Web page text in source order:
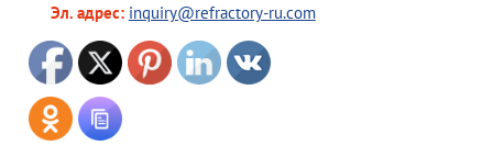
Эл. адрес: inquiry@refractory-ru.com